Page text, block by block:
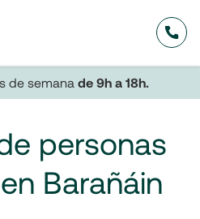
de semana de 9h a 18h.
personas
Barañáin